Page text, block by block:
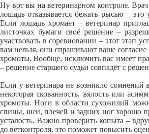
Ну вот вы на ветеринарном контроле.
лошадь отказывается бежать рысью –
Если лошадь хромает – ветеринар
листочках бумаги своё решение –
участвовать в соревновании – этот этап
вам нельзя, они спрашивают ваше
хромоты. Вообще, исключить вас имеет
– решение старшего судьи совпадёт с
Если у ветеринара не возникло
некоторая скованность, вялость или
хромоты. Ноги в области сухожилий
спины, шеи, плечей и задних ног хорошо
усталость. Важно проверить копыта –
до ветконтроля, это поможет повысить